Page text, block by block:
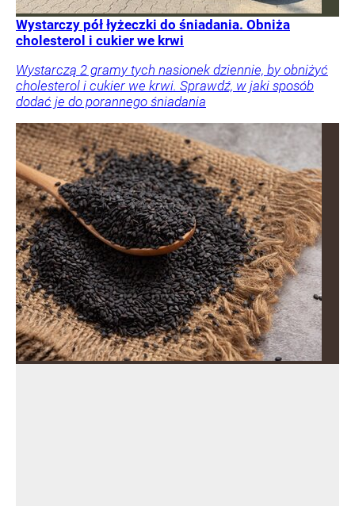
Wystarczy pół łyżeczki do śniadania. Obniża
cholesterol i cukier we krwi
Wystarczą 2 gramy tych nasionek dziennie, by obniżyć
cholesterol i cukier we krwi. Sprawdź, w jaki sposób
dodać je do porannego śniadania